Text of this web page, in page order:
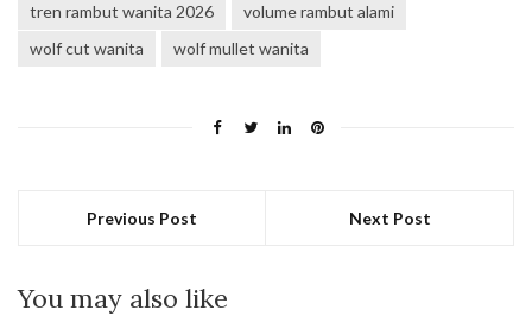
tren rambut wanita 2026
volume rambut alami
wolf cut wanita
wolf mullet wanita
Previous Post Next Post
You may also like